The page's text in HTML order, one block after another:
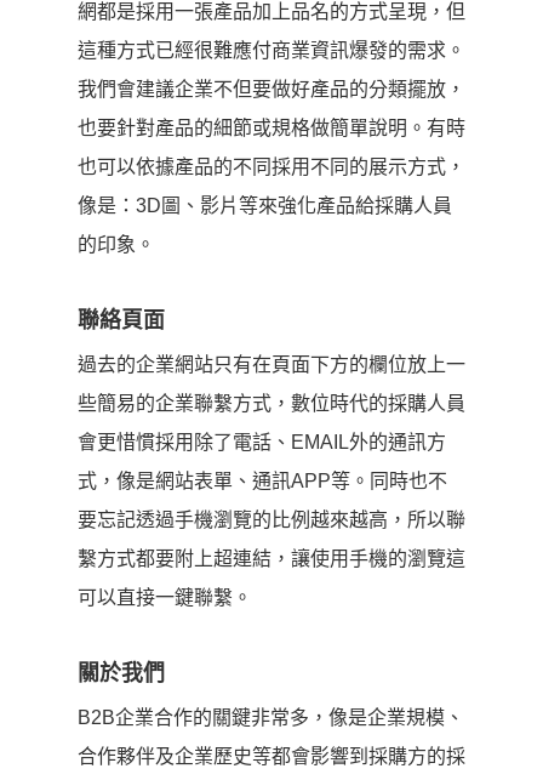
網都是採用一張產品加上品名的方式呈現，但
這種方式已經很難應付商業資訊爆發的需求。
我們會建議企業不但要做好產品的分類擺放，
也要針對產品的細節或規格做簡單說明。有時
也可以依據產品的不同採用不同的展示方式，
像是：3D圖、影片等來強化產品給採購人員
的印象。
聯絡頁面
過去的企業網站只有在頁面下方的欄位放上一
些簡易的企業聯繫方式，數位時代的採購人員
會更惜慣採用除了電話、EMAIL外的通訊方
式，像是網站表單、通訊APP等。同時也不
要忘記透過手機瀏覽的比例越來越高，所以聯
繫方式都要附上超連結，讓使用手機的瀏覽這
可以直接一鍵聯繫。
關於我們
B2B企業合作的關鍵非常多，像是企業規模、
合作夥伴及企業歷史等都會影響到採購方的採